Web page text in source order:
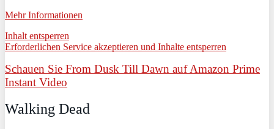
Mehr Informationen
Inhalt entsperren
Erforderlichen Service akzeptieren und Inhalte entsperren
Schauen Sie From Dusk Till Dawn auf Amazon Prime
Instant Video
Walking Dead